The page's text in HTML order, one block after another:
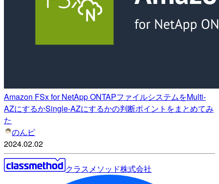
Amazon FSx for NetApp ONTAPファイルシステムをMulti-
AZにするかSingle-AZにするかの判断ポイントをまとめてみ
た
のんピ
2024.02.02
クラスメソッド株式会社